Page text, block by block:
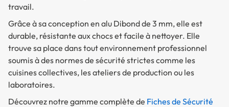
travail.
Grâce à sa conception en alu Dibond de 3 mm, elle est
durable, résistante aux chocs et facile à nettoyer. Elle
trouve sa place dans tout environnement professionnel
soumis à des normes de sécurité strictes comme les
cuisines collectives, les ateliers de production ou les
laboratoires.
Découvrez notre gamme complète de Fiches de Sécurité